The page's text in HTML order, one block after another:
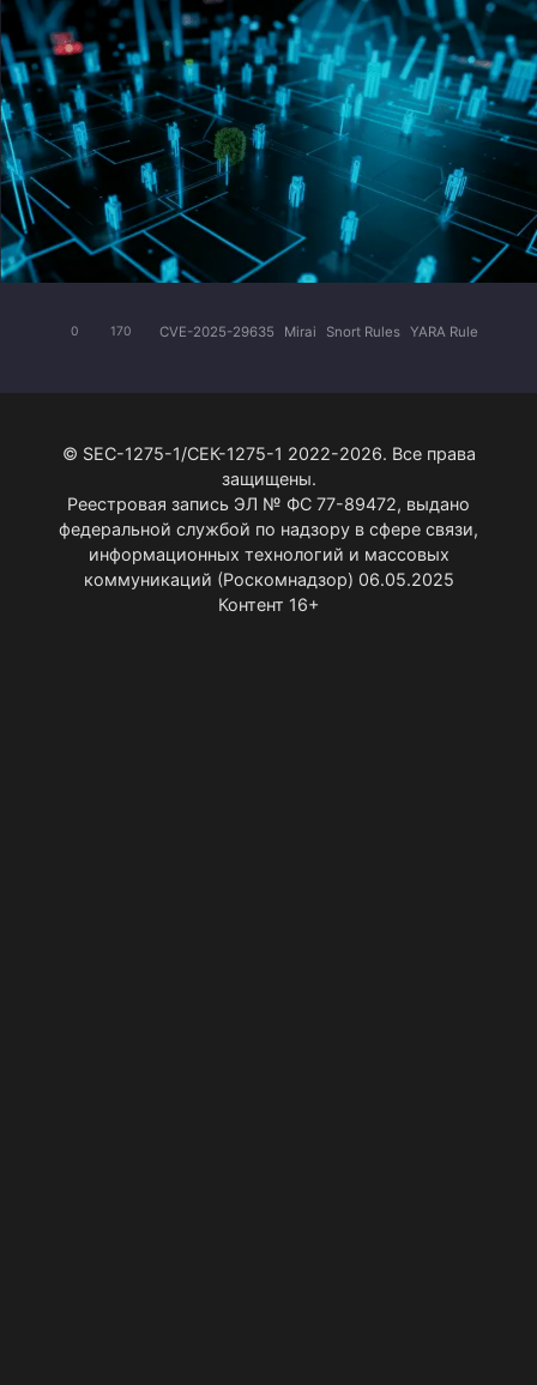
0 170 CVE-2025-29635 Mirai Snort Rules YARA Rule
© SEC-1275-1/СЕК-1275-1 2022-2026. Все права
защищены.
Реестровая запись ЭЛ № ФС 77-89472, выдано
федеральной службой по надзору в сфере связи,
информационных технологий и массовых
коммуникаций (Роскомнадзор) 06.05.2025
Контент 16+